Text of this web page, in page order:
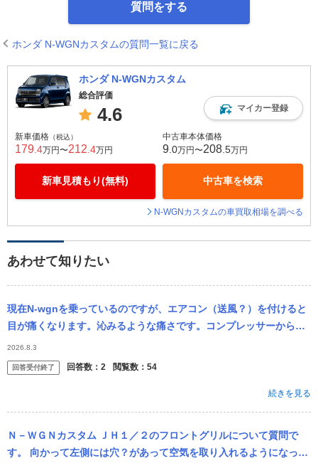
質問をする
ホンダ N-WGNカスタムの質問一覧に戻る
ホンダ N-WGNカスタム
総合評価
4.6 マイカー登録
新車価格 （税込）
179 .4万円〜212 .4万円
新車見積もり(無料)
中古車本体価格
9 .0万円〜208 .5万円
中古車を検索
N-WGNカスタムの車買取相場を調べる
あわせて知りたい
現在N-wgnを乗っているのですが、エアコン（送風？）を付けると
目が痛くなります。沁みるような痛さです。コンプレッサーから通
るエアコン（冷房？）を付けると痛くはなりません。 家族を乗せて
も同じ症...
2026.8.3
回答受付終了 回答数： 2 閲覧数： 54
続きを見る
Ｎ－ＷＧＮカスタム ＪＨ１／２のフロントグリルについて質問で
す。 向かって左側には穴？があって空気を取り入れるようになって